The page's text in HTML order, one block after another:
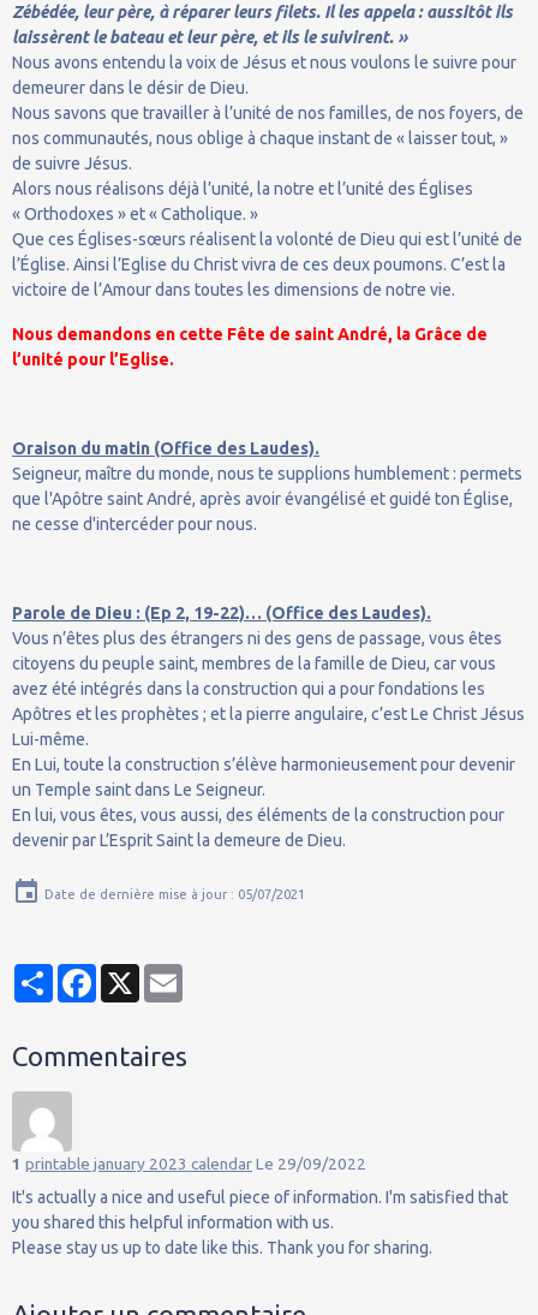
Zébédée, leur père, à réparer leurs filets. Il les appela : aussitôt ils
laissèrent le bateau et leur père, et ils le suivirent. »
Nous avons entendu la voix de Jésus et nous voulons le suivre pour
demeurer dans le désir de Dieu.
Nous savons que travailler à l’unité de nos familles, de nos foyers, de
nos communautés, nous oblige à chaque instant de « laisser tout, »
de suivre Jésus.
Alors nous réalisons déjà l’unité, la notre et l’unité des Églises
« Orthodoxes » et « Catholique. »
Que ces Églises-sœurs réalisent la volonté de Dieu qui est l’unité de
l’Église. Ainsi l’Eglise du Christ vivra de ces deux poumons. C’est la
victoire de l’Amour dans toutes les dimensions de notre vie.
Nous demandons en cette Fête de saint André, la Grâce de
l’unité pour l’Eglise.
Oraison du matin (Office des Laudes).
Seigneur, maître du monde, nous te supplions humblement : permets
que l'Apôtre saint André, après avoir évangélisé et guidé ton Église,
ne cesse d'intercéder pour nous.
Parole de Dieu : (Ep 2, 19-22)… (Office des Laudes).
Vous n’êtes plus des étrangers ni des gens de passage, vous êtes
citoyens du peuple saint, membres de la famille de Dieu, car vous
avez été intégrés dans la construction qui a pour fondations les
Apôtres et les prophètes ; et la pierre angulaire, c’est Le Christ Jésus
Lui-même.
En Lui, toute la construction s’élève harmonieusement pour devenir
un Temple saint dans Le Seigneur.
En lui, vous êtes, vous aussi, des éléments de la construction pour
devenir par L’Esprit Saint la demeure de Dieu.
Date de dernière mise à jour : 05/07/2021
PartagerFacebook
X
Commentaires
1 printable january 2023 calendarLe 29/09/2022
It's actually a nice and useful piece of information. I'm satisfied that
you shared this helpful information with us.
Please stay us up to date like this. Thank you for sharing.